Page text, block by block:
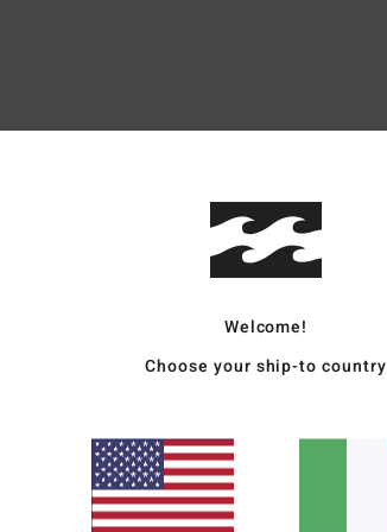
Welcome!
Choose your ship-to country